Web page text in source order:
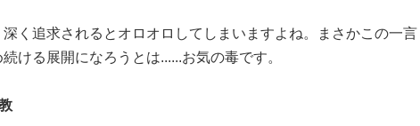
く追求されるとオロオロしてしまいますよね。まさかこの一言
ける展開になろうとは......お気の毒です。